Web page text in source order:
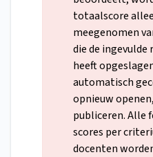
totaalscore
meegenomen
die de
heeft
automatisch
opnieuw
publiceren. Alle
scores per
docenten